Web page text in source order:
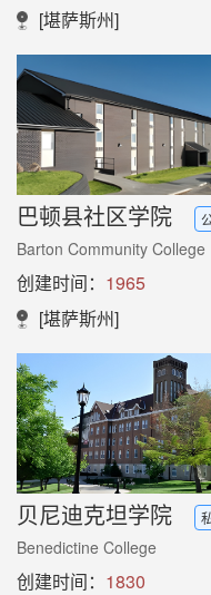
[堪萨斯州]
巴顿县社区学院
Barton Community College
创建时间： 1965
[堪萨斯州]
贝尼迪克坦学院
Benedictine College
创建时间： 1830